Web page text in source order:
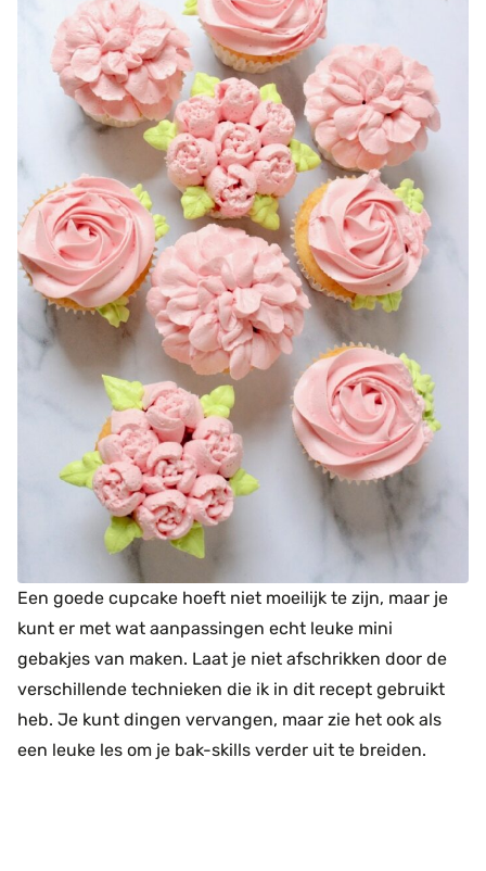
Een goede cupcake hoeft niet moeilijk te zijn, maar je
kunt er met wat aanpassingen echt leuke mini
gebakjes van maken. Laat je niet afschrikken door de
verschillende technieken die ik in dit recept gebruikt
heb. Je kunt dingen vervangen, maar zie het ook als
een leuke les om je bak-skills verder uit te breiden.